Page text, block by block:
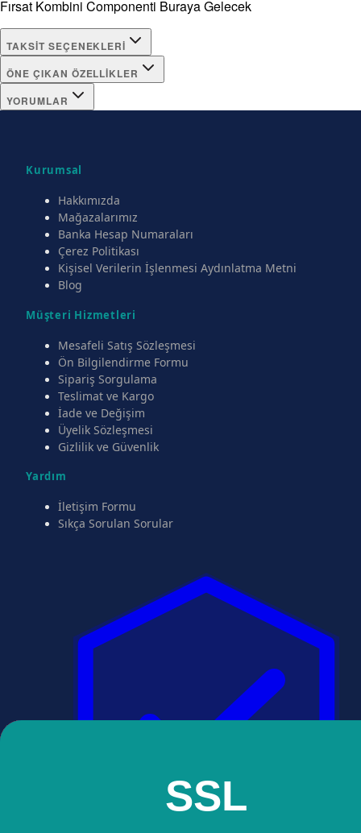
Fırsat Kombini Componenti Buraya Gelecek
TAKSIT SEÇENEKLERI
ÖNE ÇIKAN ÖZELLIKLER
YORUMLAR
Kurumsal
Hakkımızda
Mağazalarımız
Banka Hesap Numaraları
Çerez Politikası
Kişisel Verilerin İşlenmesi Aydınlatma Metni
Blog
Müşteri Hizmetleri
Mesafeli Satış Sözleşmesi
Ön Bilgilendirme Formu
Sipariş Sorgulama
Teslimat ve Kargo
İade ve Değişim
Üyelik Sözleşmesi
Gizlilik ve Güvenlik
Yardım
İletişim Formu
Sıkça Sorulan Sorular